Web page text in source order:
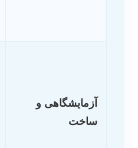
آزمایشگاهی و
ساخت